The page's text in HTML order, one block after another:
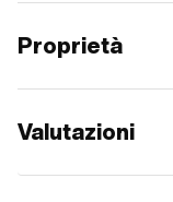
Proprietà
Valutazioni